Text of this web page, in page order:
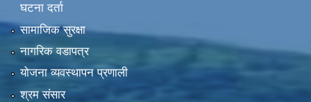
घटना दर्ता
सामाजिक सुरक्षा
नागरिक वडापत्र
योजना व्यवस्थापन प्रणाली
श्रम संसार